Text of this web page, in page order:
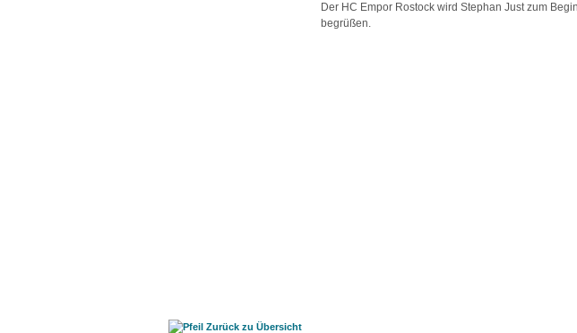
Der HC Empor Rostock wird Stephan Just zum
begrüßen.
Zurück zu Übersicht